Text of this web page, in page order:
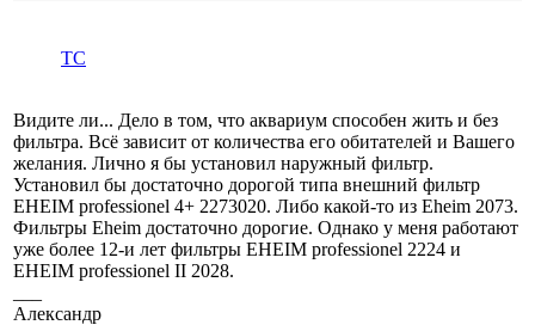
ТС
Видите ли... Дело в том, что аквариум способен жить и без
фильтра. Всё зависит от количества его обитателей и Вашего
желания. Лично я бы установил наружный фильтр.
Установил бы достаточно дорогой типа внешний фильтр
EHEIM professionel 4+ 2273020. Либо какой-то из Еheim 2073.
Фильтры Еheim достаточно дорогие. Однако у меня работают
уже более 12-и лет фильтры EHEIM professionel 2224 и
EHEIM professionel II 2028.
Александр